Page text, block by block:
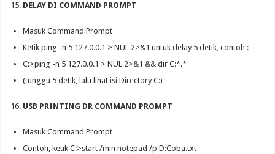
DELAY DI COMMAND PROMPT
Masuk Command Prompt
Ketik ping -n 5 127.0.0.1 > NUL 2>&1 untuk delay 5 detik, contoh :
C:>ping -n 5 127.0.0.1 > NUL 2>&1 && dir C:*.*
(tunggu 5 detik, lalu lihat isi Directory C:)
USB PRINTING DR COMMAND PROMPT
Masuk Command Prompt
Contoh, ketik C:>start /min notepad /p D:Coba.txt